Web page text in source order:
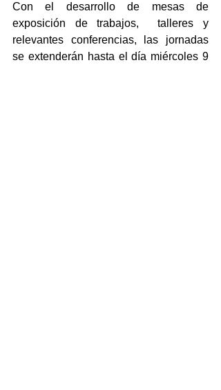
Con el desarrollo de mesas de
exposición de trabajos,  talleres y
relevantes conferencias, las jornadas
se extenderán hasta el día miércoles 9